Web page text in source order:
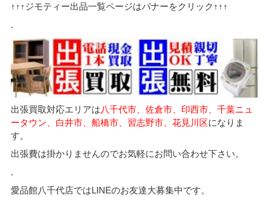
↑↑↑ジモティー出品一覧ページはバナーをクリック↑↑↑
.
出張買取対応エリアは八千代市、佐倉市、印西市、千葉ニュ
ータウン、白井市、船橋市、習志野市、花見川区になりま
す。
出張費は掛かりませんのでお気軽にお問い合わせ下さい。
.
愛品館八千代店ではLINEのお友達大募集中です。